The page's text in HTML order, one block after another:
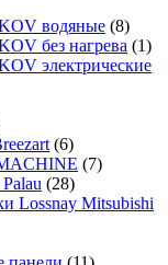
водяные (8)
без нагрева (1)
электрические
(6)
(7)
(28)
Lossnay Mitsubishi